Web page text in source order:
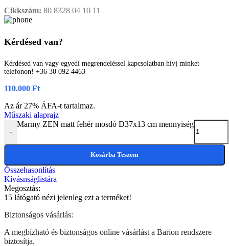
Cikkszám: 80 8328 04 10 11
Kérdésed van?
Kérdésed van vagy egyedi megrendeléssel kapcsolatban hívj minket
telefonon! +36 30 092 4463
110.000 Ft
Az ár 27% ÁFA-t tartalmaz.
Műszaki alaprajz
-
Marmy ZEN matt fehér mosdó D37x13 cm mennyiség
Kosárba Teszem
Összehasonlítás
Kívásnságlistára
Megosztás:
15 látógató nézi jelenleg ezt a terméket!
Biztonságos vásárlás:
A megbízható és biztonságos online vásárlást a Barion rendszere
biztosítja.